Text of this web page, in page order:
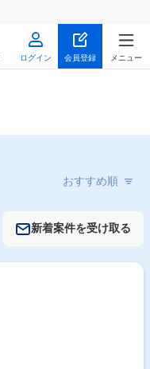
ログイン 会員登録 メニュー
新着案件を受け取る